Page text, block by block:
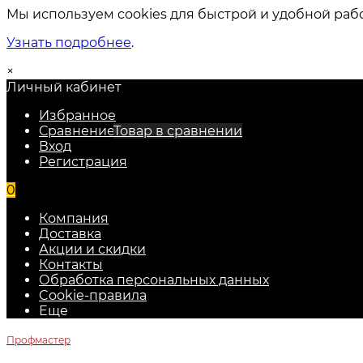
Мы используем cookies для быстрой и удобной
Узнать подробнее.
×
Личный кабинет
Избранное
СравнениеТовар в сравнении
Вход
Регистрация
0
Компания
Доставка
Акции и скидки
Контакты
Обработка персональных данных
Cookie-правила
Еще
Профмастер